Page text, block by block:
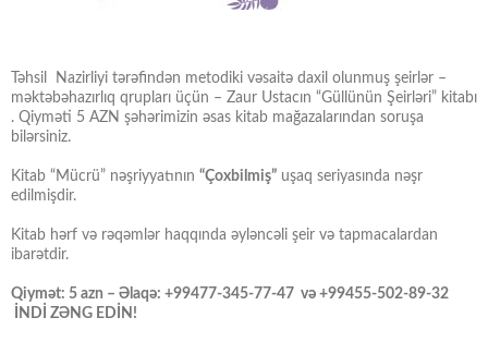
Təhsil Nazirliyi tərəfindən metodiki vəsaitə daxil olunmuş şeirlər –
məktəbəhazırlıq qrupları üçün – Zaur Ustacın “Güllünün Şeirləri” kitabı
. Qiyməti 5 AZN şəhərimizin əsas kitab mağazalarından soruşa
bilərsiniz.
Kitab “Mücrü” nəşriyyatının “Çoxbilmiş” uşaq seriyasında nəşr
edilmişdir.
Kitab hərf və rəqəmlər haqqında əyləncəli şeir və tapmacalardan
ibarətdir.
Qiymət: 5 azn – Əlaqə: +99477-345-77-47 və +99455-502-89-32
İNDİ ZƏNG EDİN!